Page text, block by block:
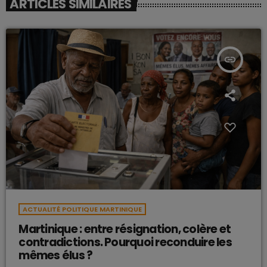
ARTICLES SIMILAIRES
insert_link
ACTUALITÉ POLITIQUE MARTINIQUE
Martinique : entre résignation, colère et
contradictions. Pourquoi reconduire les
mêmes élus ?